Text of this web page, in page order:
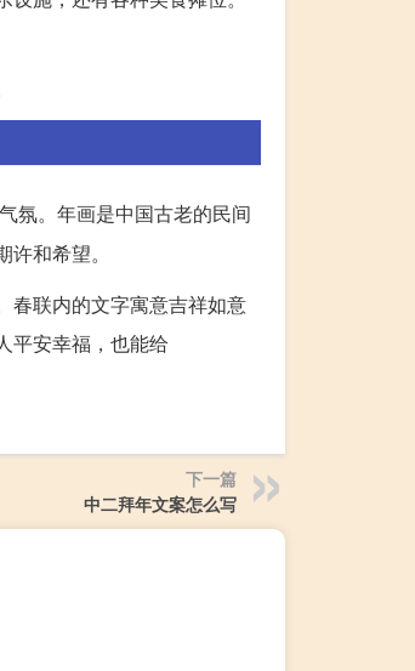
氛。年画是中国古老的民间
和希望。
春联内的文字寓意吉祥如意
平安幸福，也能给
下一篇
中二拜年文案怎么写